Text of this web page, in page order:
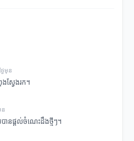
ៃមុន
ស្វែងរក។
ន
ានផ្តល់ចំណេះដឹងថ្មីៗ។